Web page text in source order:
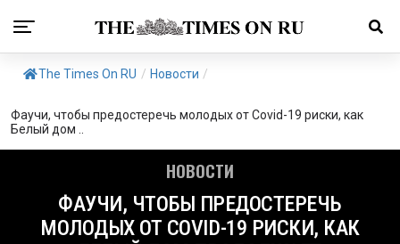
The Times On RU / Новости /
Фаучи, чтобы предостеречь молодых от Covid-19 риски, как
Белый дом ..
НОВОСТИ
ФАУЧИ, ЧТОБЫ ПРЕДОСТЕРЕЧЬ
МОЛОДЫХ ОТ COVID-19 РИСКИ, КАК